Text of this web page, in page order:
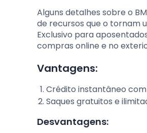
Alguns detalhes sobre o
de recursos que o tornam
Exclusivo para
compras online e no
Vantagens:
Crédito instantâneo
Saques gratuitos e
Desvantagens: